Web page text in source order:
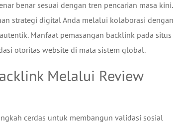
benar sesuai dengan tren pencarian masa kini.
strategi digital Anda melalui kolaborasi dengan
Manfaat pemasangan backlink pada situs
otoritas website di mata sistem global.
Melalui Review
cerdas untuk membangun validasi sosial